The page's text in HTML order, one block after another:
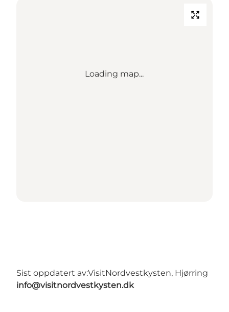
Loading map...
Sist oppdatert av:VisitNordvestkysten, Hjørring
info@visitnordvestkysten.dk